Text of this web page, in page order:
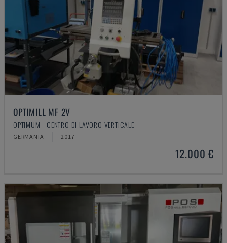
OPTIMILL MF 2V
OPTIMUM - CENTRO DI LAVORO VERTICALE
GERMANIA 2017
12.000 €